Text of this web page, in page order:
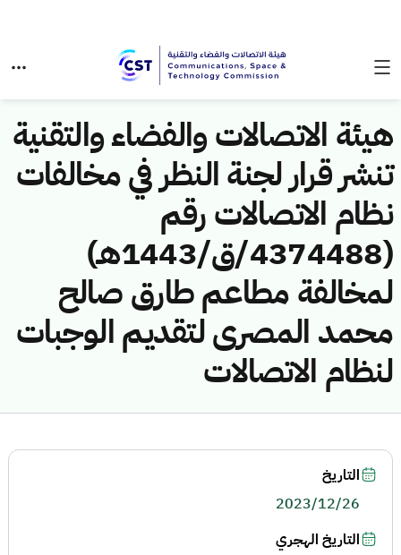
هيئة الاتصالات والفضاء والتقنية
تنشر قرار لجنة النظر في مخالفات
نظام الاتصالات رقم
(4374488/ق/1443هـ)
لمخالفة مطاعم طارق صالح
محمد المصرى لتقديم الوجبات
لنظام الاتصالات
التاريخ
2023/12/26
التاريخ الهجري